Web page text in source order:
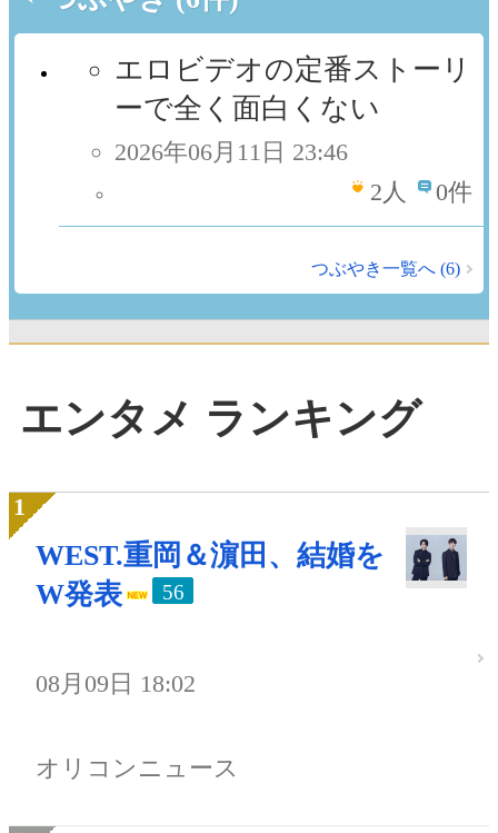
エロビデオの定番ストーリ
ーで全く面白くない
2026年06月11日 23:46
2人 0件
つぶやき一覧へ (6)
エンタメ ランキング
WEST.重岡＆濵田、結婚を
W発表
56
08月09日 18:02
オリコンニュース